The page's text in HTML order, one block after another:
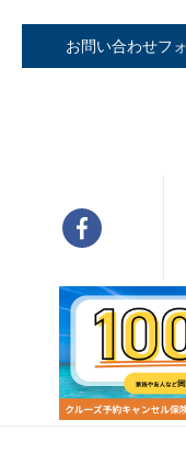
お問い合わせフ